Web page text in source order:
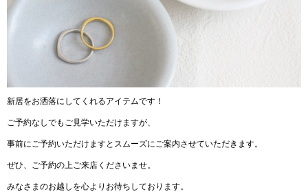
新居をお洒落にしてくれるアイテムです！
ご予約なしでもご見学いただけますが、
事前にご予約いただけますとスムーズにご案内させていただきます。
ぜひ、ご予約の上ご来店くださいませ。
みなさまのお越しを心よりお待ちしております。